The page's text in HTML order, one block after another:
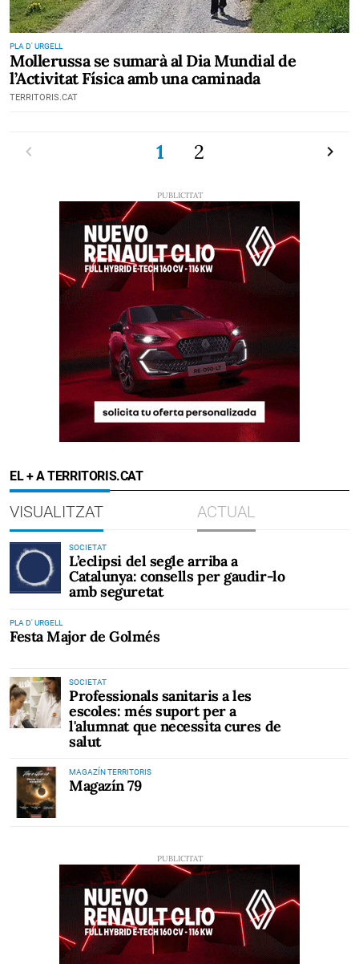
PLA D' URGELL
Mollerussa se sumarà al Dia Mundial de
l’Activitat Física amb una caminada
TERRITORIS.CAT
Previ 1 2
EL + A TERRITORIS.CAT
VISUALITZAT ACTUAL
SOCIETAT
L’eclipsi del segle arriba a
Catalunya: consells per gaudir-lo
amb seguretat
PLA D' URGELL
Festa Major de Golmés
SOCIETAT
Professionals sanitaris a les
escoles: més suport per a
l'alumnat que necessita cures de
salut
MAGAZÍN TERRITORIS
Magazín 79